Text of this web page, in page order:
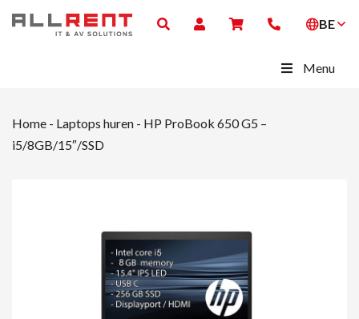
BE
Menu
Home - Laptops huren - HP ProBook 650 G5 –
i5/8GB/15″/SSD